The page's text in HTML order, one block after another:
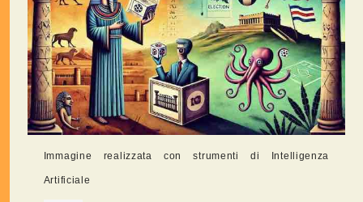
Immagine realizzata con strumenti di Intelligenza
Artificiale